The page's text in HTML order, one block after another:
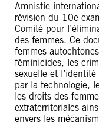
Amnistie
révision du 10e
Comité pour
des femmes. Ce
femmes
féminicides, les
sexuelle et
par la technologie,
les droits des
extraterritoriales
envers les